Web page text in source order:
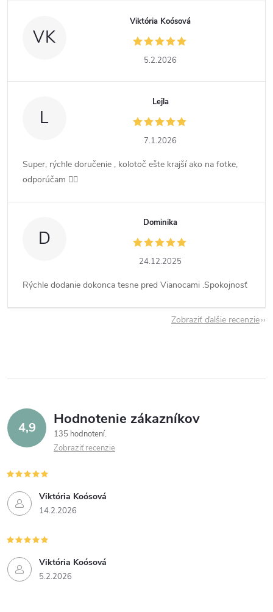
VK
Viktória Koósová
5.2.2026
L
Lejla
7.1.2026
Super, rýchle doručenie , kolotoč ešte krajší ako na fotke,
odporúčam 👍🏻
D
Dominika
24.12.2025
Rýchle dodanie dokonca tesne pred Vianocami .Spokojnosť
Zobraziť ďalšie recenzie
4,9 Hodnotenie zákazníkov
135 hodnotení
Zobraziť recenzie
Viktória Koósová
14.2.2026
Viktória Koósová
5.2.2026